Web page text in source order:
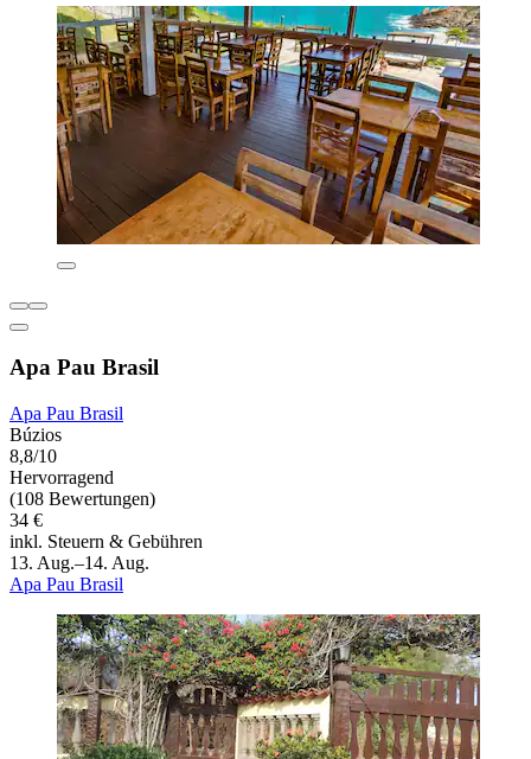
Apa Pau Brasil
Apa Pau Brasil
Búzios
8,8/10
Hervorragend
(108 Bewertungen)
34 €
inkl. Steuern & Gebühren
13. Aug.–14. Aug.
Apa Pau Brasil